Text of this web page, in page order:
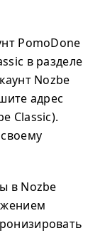
PomoDone
в разделе
Nozbe
адрес
Classic).
в Nozbe